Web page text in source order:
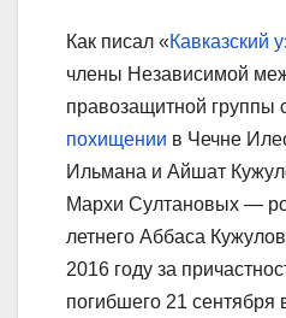
Как писал «Кавказский
члены Независимой
правозащитной группы
похищении в Чечне
Ильмана и Айшат
Мархи Султановых —
летнего Аббаса
2016 году за
погибшего 21